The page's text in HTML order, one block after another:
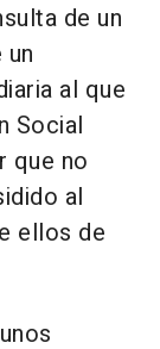
de un
al que
Social
que no
al
ellos de